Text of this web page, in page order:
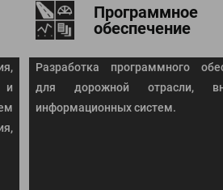
и
Программное
обеспечение
Разработка программного
для дорожной отрасли,
информационных систем.